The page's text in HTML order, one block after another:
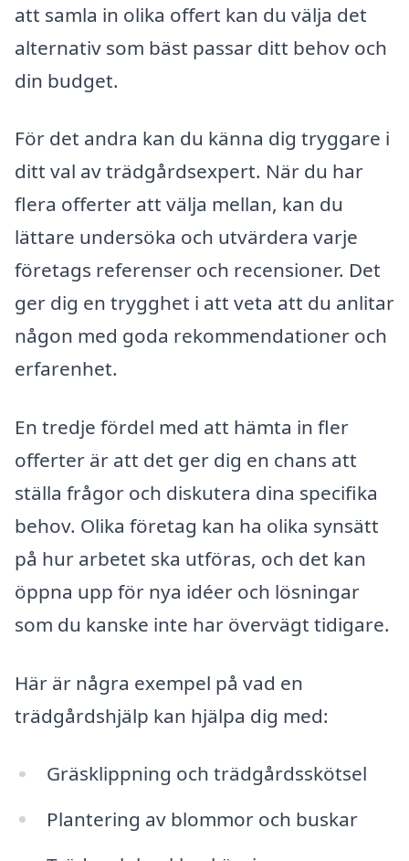
att samla in olika offert kan du välja det
alternativ som bäst passar ditt behov och
din budget.
För det andra kan du känna dig tryggare i
ditt val av trädgårdsexpert. När du har
flera offerter att välja mellan, kan du
lättare undersöka och utvärdera varje
företags referenser och recensioner. Det
ger dig en trygghet i att veta att du anlitar
någon med goda rekommendationer och
erfarenhet.
En tredje fördel med att hämta in fler
offerter är att det ger dig en chans att
ställa frågor och diskutera dina specifika
behov. Olika företag kan ha olika synsätt
på hur arbetet ska utföras, och det kan
öppna upp för nya idéer och lösningar
som du kanske inte har övervägt tidigare.
Här är några exempel på vad en
trädgårdshjälp kan hjälpa dig med:
Gräsklippning och trädgårdsskötsel
Plantering av blommor och buskar